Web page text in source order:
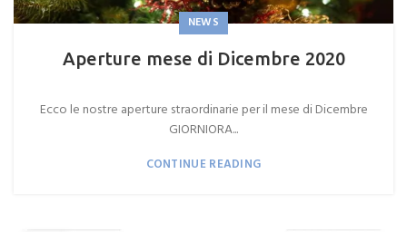
NEWS
Aperture mese di Dicembre 2020
Ecco le nostre aperture straordinarie per il mese di Dicembre
GIORNIORA...
CONTINUE READING